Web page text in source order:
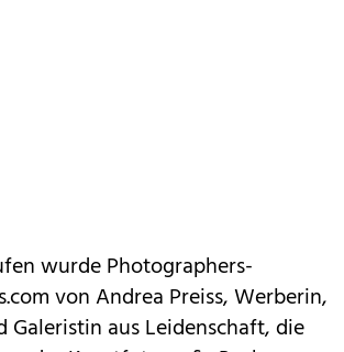
wurdePhotographers­
von Andrea Preiss, Werberin,
Galeristin aus Leidenschaft, die